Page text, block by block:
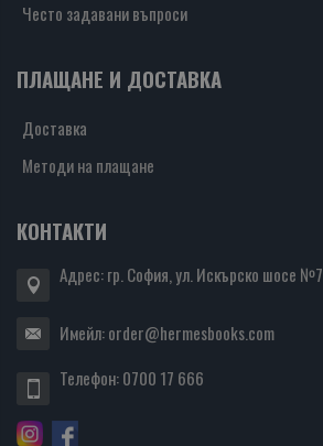
Често задавани въпроси
ПЛАЩАНЕ И ДОСТАВКА
Доставка
Методи на плащане
КОНТАКТИ
Адрес: гр. София, ул. Искърско шосе №7
Имейл:order@hermesbooks.com
Телефон:0700 17 666